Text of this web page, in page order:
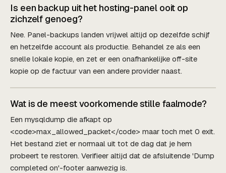
Is een backup uit het hosting-panel ooit op
zichzelf genoeg?
Nee. Panel-backups landen vrijwel altijd op dezelfde schijf
en hetzelfde account als productie. Behandel ze als een
snelle lokale kopie, en zet er een onafhankelijke off-site
kopie op de factuur van een andere provider naast.
Wat is de meest voorkomende stille faalmode?
Een mysqldump die afkapt op
<code>max_allowed_packet</code> maar toch met 0 exit.
Het bestand ziet er normaal uit tot de dag dat je hem
probeert te restoren. Verifieer altijd dat de afsluitende 'Dump
completed on'-footer aanwezig is.